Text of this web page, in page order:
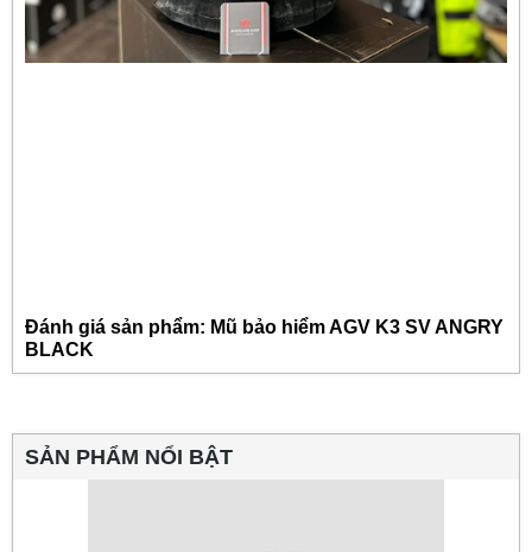
Đánh giá sản phẩm: Mũ bảo hiểm AGV K3 SV ANGRY
BLACK
SẢN PHẨM NỔI BẬT